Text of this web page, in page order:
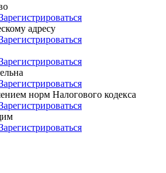
адресу
норм Налогового кодекса